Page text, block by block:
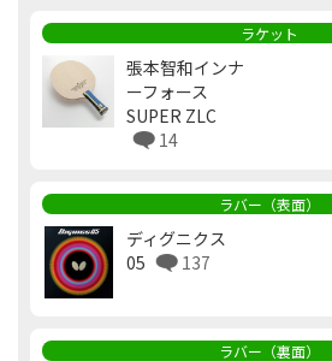
ラケット
張本智和インナ
ーフォース
SUPER ZLC
14
ラバー（表面）
ディグニクス
05
137
ラバー（裏面）